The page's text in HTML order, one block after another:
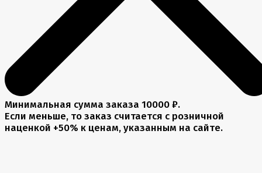
Минимальная сумма заказа 10000 ₽.
Если меньше, то заказ считается с розничной
наценкой +50% к ценам, указанным на сайте.